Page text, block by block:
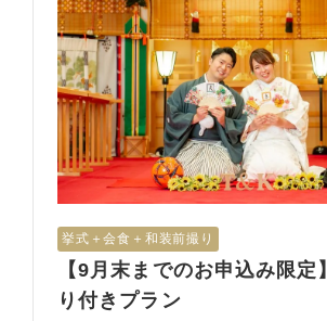
挙式＋会食＋和装前撮り
【9月末までのお申込み限定
り付きプラン